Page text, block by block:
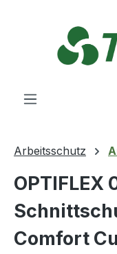
Arbeitsschutz
OPTIFLEX
Comfort